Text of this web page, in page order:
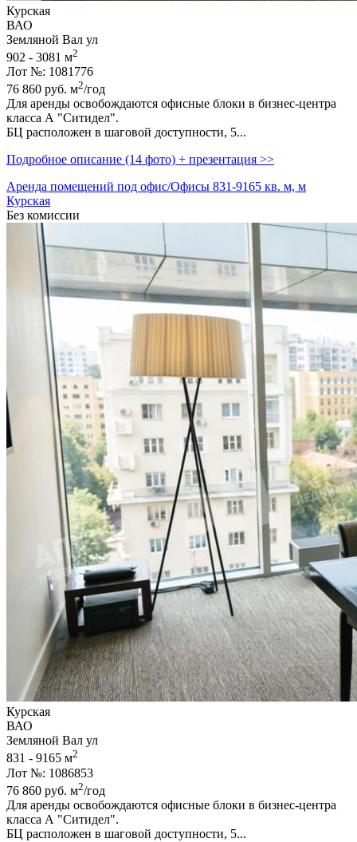
Курская
ВАО
Земляной Вал ул
902 - 3081 м2
Лот №: 1081776
76 860 руб. м2/год
Для аренды освобождаются офисные блоки в бизнес-центра
класса А "Ситидел".
БЦ расположен в шаговой доступности,­ 5...
Подробное описание (14 фото) + презентация >>
Аренда помещений под офис/Офисы 831-9165 кв. м, м
Курская
Без комиссии
Курская
ВАО
Земляной Вал ул
831 - 9165 м2
Лот №: 1086853
76 860 руб. м2/год
Для аренды освобождаются офисные блоки в бизнес-центра
класса А "Ситидел".
БЦ расположен в шаговой доступности,­ 5...